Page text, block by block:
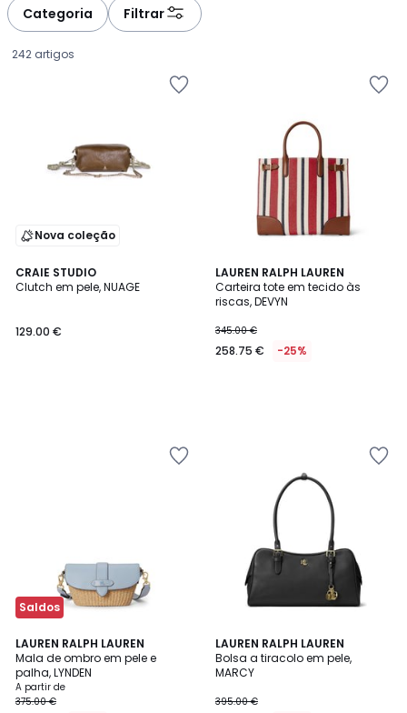
Categoria Filtrar
242 artigos
Nova coleção
CRAIE STUDIO
Clutch em pele, NUAGE
€.
129.00 €
LAUREN RALPH LAUREN
Carteira tote em tecido às
riscas, DEVYN
345.00 €
258.75 € -25%
Saldos
LAUREN RALPH LAUREN
Mala de ombro em pele e
palha, LYNDEN
A partir de
375.00 €
2
Cores
LAUREN RALPH LAUREN
Bolsa a tiracolo em pele,
MARCY
395.00 €
5
/
5